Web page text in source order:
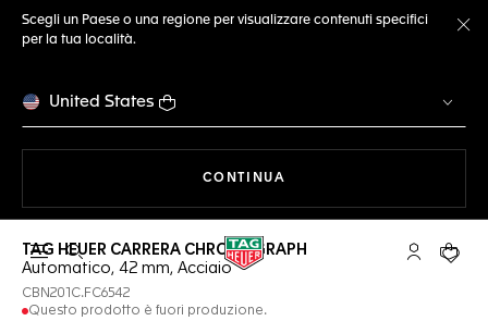
Scegli un Paese o una regione per visualizzare contenuti specifici
per la tua località.
United States
CONTINUA
Apri la ricerca L'account
Il tuo
TAG HEUER CARRERA CHRONOGRAPH
Automatico, 42 mm, Acciaio
CBN201C.FC6542
Questo prodotto è fuori produzione.